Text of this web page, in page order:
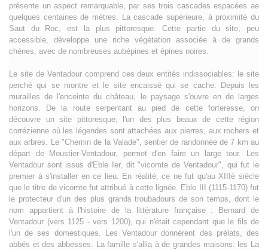
présente un aspect remarquable, par ses trois cascades espacées ae
quelques centaines de mètres. La cascade supérieure, à proximité du
Saut du Roc, est la plus pittoresque. Cette partie du site, peu
accessible, développe une riche végétation associée à de grands
chénes, avec de nombreuses aubépines et épines noires.
Le site de Ventadour comprend ces deux entités indissociables: le site
perché qui se montre et le site encaissé qui se cache. Depuis les
murailles de l'enceinte du château, le paysage s'ouvre en de larges
horizons. De la route serpentant au pied de cette forteresse, on
découvre un site pittoresque, l'un des plus beaux de cette région
corrézienne où les légendes sont attachées aux pierres, aux rochers et
aux arbres. Le "Chemin de la Valade", sentier de randonnée de 7 km au
départ de Moustier-Ventadour, permet d'en faire un large tour. Les
Ventadour sont issus d'Eble Ier, dit "vicomte de Ventadour", qui fut le
premier à s'installer en ce lieu. En réalité, ce ne fut qu'au XIIIè siècle
que le titre de vicomte fut attribué à cette lignée. Eble III (1115-1170) fut
le protecteur d'un des plus grands troubadours de son temps, dont le
nom appartient à l'histoire de la littérature française : Bernard de
Ventadour (vers 1125 - vers 1200), qui n'était cependant que le fils de
l'un de ses domestiques. Les Ventadour donnèrent des prélats, des
abbés et des abbesses. La famille s'allia à de grandes maisons: les La